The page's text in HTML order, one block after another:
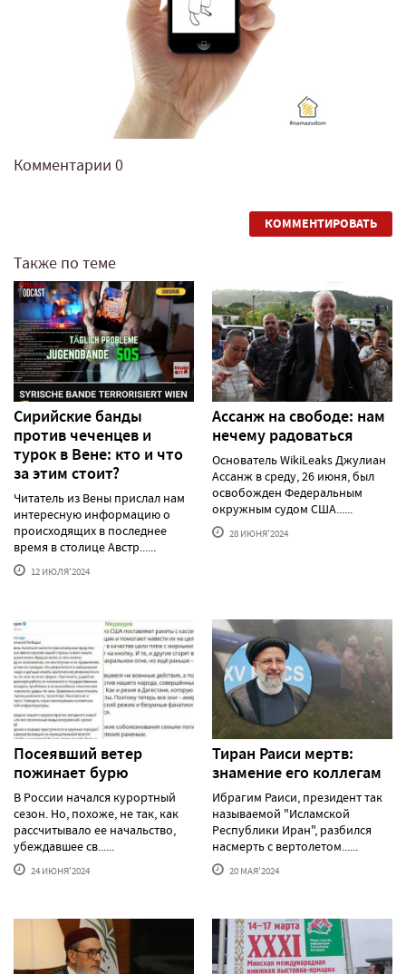
Комментарии 0
КОММЕНТИРОВАТЬ
Также по теме
Сирийские банды
против чеченцев и
турок в Вене: кто и что
за этим стоит?
Читатель из Вены прислал нам
интересную информацию о
происходящих в последнее
время в столице Австр......
12 ИЮЛЯ'2024
Ассанж на свободе: нам
нечему радоваться
Основатель WikiLeaks Джулиан
Ассанж в среду, 26 июня, был
освобожден Федеральным
окружным судом США......
28 ИЮНЯ'2024
Посеявший ветер
пожинает бурю
В России начался курортный
сезон. Но, похоже, не так, как
рассчитывало ее начальство,
убеждавшее св......
24 ИЮНЯ'2024
Тиран Раиси мертв:
знамение его коллегам
Ибрагим Раиси, президент так
называемой "Исламской
Республики Иран", разбился
насмерть с вертолетом......
20 МАЯ'2024